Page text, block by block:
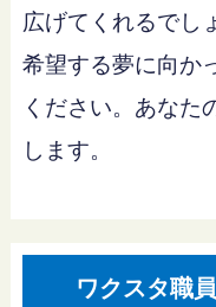
広げてくれるでし
希望する夢に向か
ください。あなた
します。
ワクスタ職